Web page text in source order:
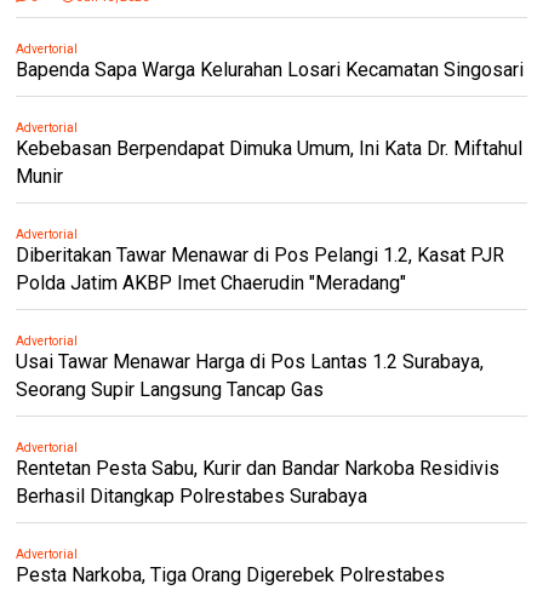
Advertorial
Bapenda Sapa Warga Kelurahan Losari Kecamatan Singosari
Advertorial
Kebebasan Berpendapat Dimuka Umum, Ini Kata Dr. Miftahul
Munir
Advertorial
Diberitakan Tawar Menawar di Pos Pelangi 1.2, Kasat PJR
Polda Jatim AKBP Imet Chaerudin "Meradang"
Advertorial
Usai Tawar Menawar Harga di Pos Lantas 1.2 Surabaya,
Seorang Supir Langsung Tancap Gas
Advertorial
Rentetan Pesta Sabu, Kurir dan Bandar Narkoba Residivis
Berhasil Ditangkap Polrestabes Surabaya
Advertorial
Pesta Narkoba, Tiga Orang Digerebek Polrestabes